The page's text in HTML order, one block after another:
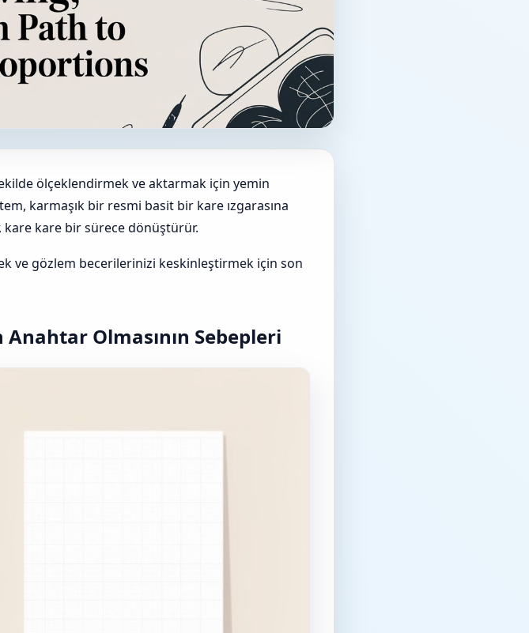
ölçeklendirmek ve aktarmak için yemin
karmaşık bir resmi basit bir kare ızgarasına
kare bir sürece dönüştürür.
ve gözlem becerilerinizi keskinleştirmek için son
Olmasının Sebepleri